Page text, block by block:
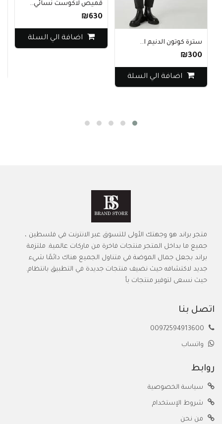
سترة كوتون الدنيم ا..
₪300
اضافة الي السلة
قميص لاكوست نسائي..
₪630
اضافة الي السلة
متجر براند هو وجهتك الأولى للتسوق عبر الانترنت في فلسطين ،
جميع ما بداخل المتجر منتجات فاخرة من ماركات عالمية. ملتزمة
براند بجعل جمال الموضة في متناول الجميع هناك دائمًا شيء
جديد لاكتشافه حيث نضيف منتجات جديدة في التطبيق بانتظام.
حيث نسعى لتوفير منتجات بأ
اتصل بنا
واتساب
روابط
سياسة الخصوصية
شروط الإستخدام
من نحن